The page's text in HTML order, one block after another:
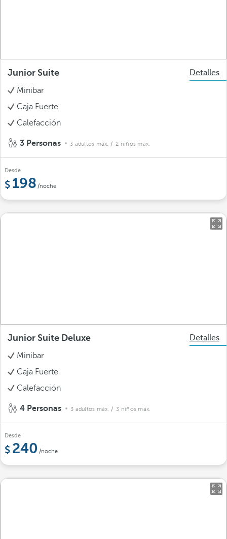
Junior Suite
Detalles
Minibar
Caja Fuerte
Calefacción
3 Personas 3 adultos máx. / 2 niños máx.
Desde
198 /noche
Junior Suite Deluxe
Detalles
Minibar
Caja Fuerte
Calefacción
4 Personas 3 adultos máx. / 3 niños máx.
Desde
240 /noche